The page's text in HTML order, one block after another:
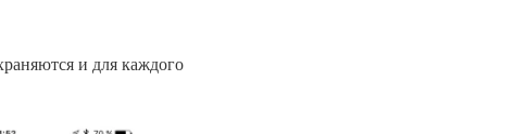
и для каждого